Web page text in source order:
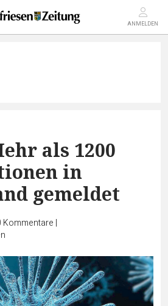
ANMELDEN
als 1200
in
gemeldet
Kommentare |